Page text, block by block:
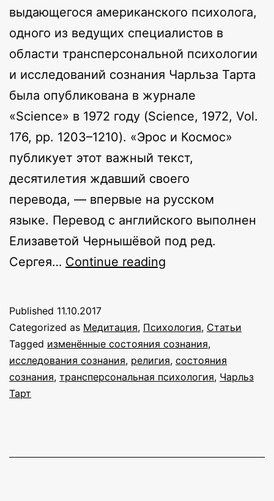
выдающегося американского психолога,
одного из ведущих специалистов в
области трансперсональной психологии
и исследований сознания Чарльза Тарта
была опубликована в журнале
«Science» в 1972 году (Science, 1972, Vol.
176, pp. 1203–1210). «Эрос и Космос»
публикует этот важный текст,
десятилетия ждавший своего
перевода, — впервые на русском
языке. Перевод с английского выполнен
Елизаветой Чернышёвой под ред.
Сергея… Continue reading
состояние-
специфичные
науки.
Часть
Published 11.10.2017
Categorized as Медитация, Психология, Статьи
Tagged изменённые состояния сознания,
исследования сознания, религия, состояния
сознания, трансперсональная психология, Чарльз
Тарт